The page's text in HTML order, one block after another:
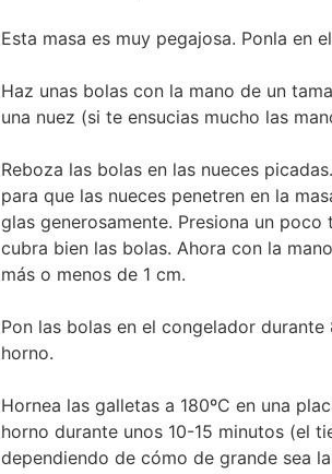
Esta masa es muy pegajosa. Ponla en
Haz unas bolas con la mano de un
una nuez (si te ensucias mucho las
Reboza las bolas en las nueces
para que las nueces penetren en la
glas generosamente. Presiona un
cubra bien las bolas. Ahora con la
más o menos de 1 cm.
Pon las bolas en el congelador
horno.
Hornea las galletas a 180ºC en una
horno durante unos 10-15 minutos (el
dependiendo de cómo de grande sea